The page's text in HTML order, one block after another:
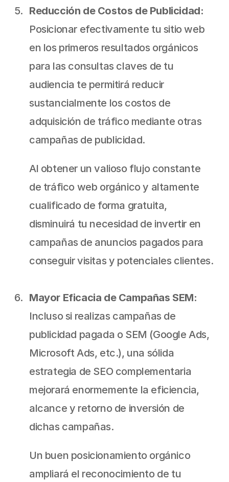
Reducción de Costos de Publicidad:
Posicionar efectivamente tu sitio web
en los primeros resultados orgánicos
para las consultas claves de tu
audiencia te permitirá reducir
sustancialmente los costos de
adquisición de tráfico mediante otras
campañas de publicidad.
Al obtener un valioso flujo constante
de tráfico web orgánico y altamente
cualificado de forma gratuita,
disminuirá tu necesidad de invertir en
campañas de anuncios pagados para
conseguir visitas y potenciales clientes.
Incluso si realizas campañas de
publicidad pagada o SEM (Google Ads,
Microsoft Ads, etc.), una sólida
estrategia de SEO complementaria
mejorará enormemente la eficiencia,
alcance y retorno de inversión de
dichas campañas.
Un buen posicionamiento orgánico
ampliará el reconocimiento de tu